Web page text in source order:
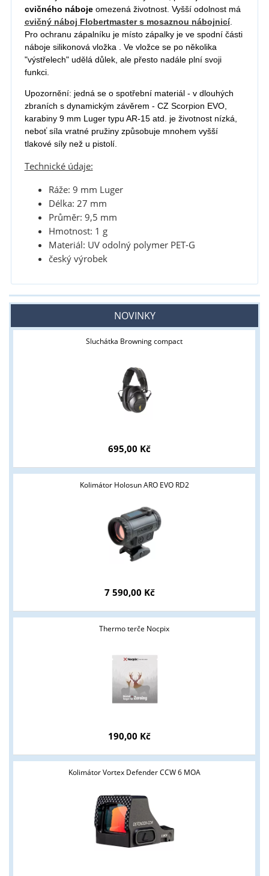
cvičného nábojeomezená životnost. Vyšší odolnost má
cvičný náboj Flobertmaster s mosaznou nábojnicí.
Pro ochranu zápalníku je místo zápalky je ve spodní části
náboje silikonová vložka . Ve vložce se po několika
"výstřelech" udělá důlek, ale přesto nadále plní svoji
funkci.
Upozornění: jedná se o spotřební materiál - v dlouhých
zbraních s dynamickým závěrem - CZ Scorpion EVO,
karabiny 9 mm Luger typu AR-15 atd. je životnost nízká,
neboť síla vratné pružiny způsobuje mnohem vyšší
tlakové síly než u pistolí.
Technické údaje:
Ráže: 9 mm Luger
Délka: 27 mm
Průměr: 9,5 mm
Hmotnost: 1 g
Materiál: UV odolný polymer PET-G
český výrobek
NOVINKY
Sluchátka Browning compact
695,00 Kč
Kolimátor Holosun ARO EVO RD2
7 590,00 Kč
Thermo terče Nocpix
190,00 Kč
Kolimátor Vortex Defender CCW 6 MOA
podnikatelům v oblasti zbraně a střelivo. Splňujete tyto
podmínky?
ANO NE